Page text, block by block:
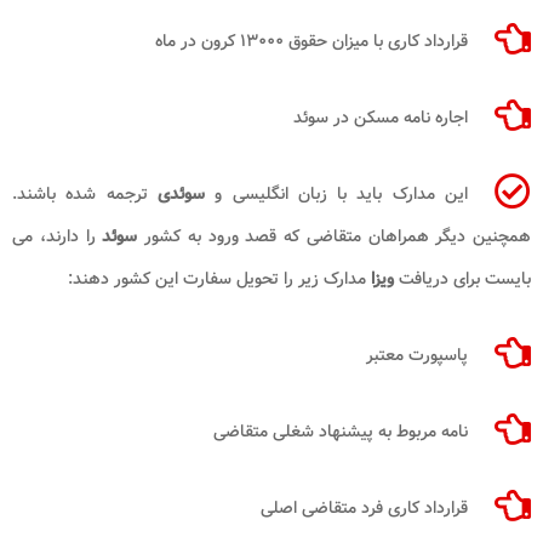
قرارداد کاری با میزان حقوق ۱۳۰۰۰ کرون در ماه
اجاره ‌نامه مسکن در سوئد
این مدارک باید با زبان انگلیسی وسوئدی ترجمه شده باشند.
همچنین دیگر همراهان متقاضی که قصد ورود به کشور سوئدرا دارند، می
‌بایست برای دریافتویزا مدارک زیر را تحویل سفارت این کشور دهند:
پاسپورت معتبر
نامه مربوط به پیشنهاد شغلی متقاضی
قرارداد کاری فرد متقاضی اصلی